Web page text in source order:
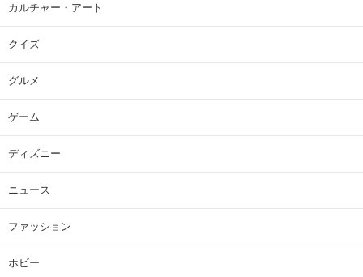
カルチャー・アート
クイズ
グルメ
ゲーム
ディズニー
ニュース
ファッション
ホビー